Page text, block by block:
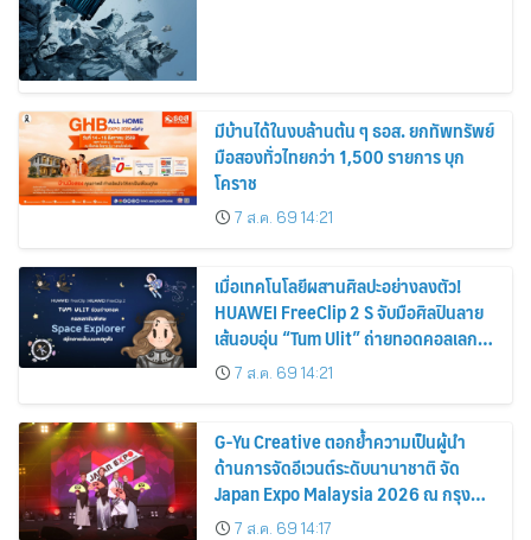
มีบ้านได้ในงบล้านต้น ๆ ธอส. ยกทัพทรัพย์
มือสองทั่วไทยกว่า 1,500 รายการ บุก
โคราช
7 ส.ค. 69 14:21
เมื่อเทคโนโลยีผสานศิลปะอย่างลงตัว!
HUAWEI FreeClip 2 S จับมือศิลปินลาย
เส้นอบอุ่น “Tum Ulit” ถ่ายทอดคอลเลก
ชันพิเศษ “Space Explorer” สลักลายเส้น
บนเคสหูฟัง
7 ส.ค. 69 14:21
G-Yu Creative ตอกย้ำความเป็นผู้นำ
ด้านการจัดอีเวนต์ระดับนานาชาติ จัด
Japan Expo Malaysia 2026 ณ กรุง
กัวลาลัมเปอร์อย่างยิ่งใหญ่
7 ส.ค. 69 14:17